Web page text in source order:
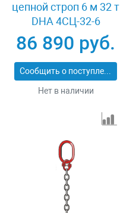
цепной строп 6 м 32 т
DHA 4СЦ-32-6
86 890 руб.
Сообщить о поступлении
Нет в наличии